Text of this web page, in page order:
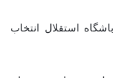
استقلال انتخاب